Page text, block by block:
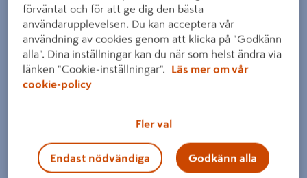
förväntat och för att ge dig den bästa
användarupplevelsen. Du kan acceptera vår
användning av cookies genom att klicka på "Godkänn
alla". Dina inställningar kan du när som helst ändra via
länken "Cookie-inställningar".
Läs mer om vår
cookie-policy
Fler val
Endast nödvändiga Godkänn alla